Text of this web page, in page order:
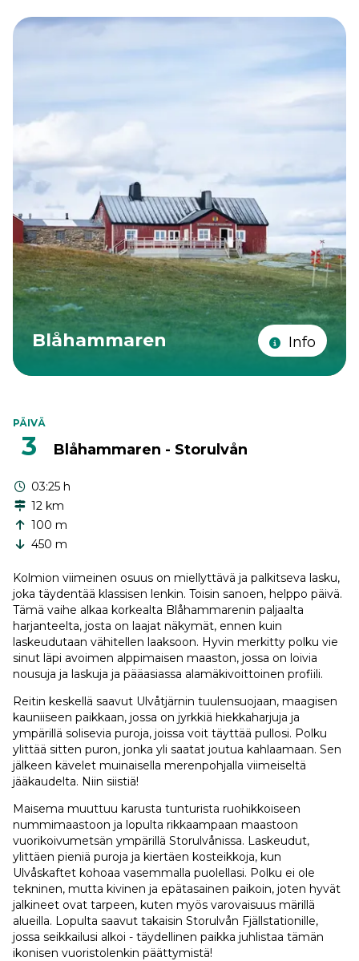
Blåhammaren Info
PÄIVÄ
3 Blåhammaren - Storulvån
03:25 h
12 km
100 m
450 m
Kolmion viimeinen osuus on miellyttävä ja palkitseva lasku,
joka täydentää klassisen lenkin. Toisin sanoen, helppo päivä.
Tämä vaihe alkaa korkealta Blåhammarenin paljaalta
harjanteelta, josta on laajat näkymät, ennen kuin
laskeudutaan vähitellen laaksoon. Hyvin merkitty polku vie
sinut läpi avoimen alppimaisen maaston, jossa on loivia
nousuja ja laskuja ja pääasiassa alamäkivoittoinen profiili.
Reitin keskellä saavut Ulvåtjärnin tuulensuojaan, maagisen
kauniiseen paikkaan, jossa on jyrkkiä hiekkaharjuja ja
ympärillä solisevia puroja, joissa voit täyttää pullosi. Polku
ylittää sitten puron, jonka yli saatat joutua kahlaamaan. Sen
jälkeen kävelet muinaisella merenpohjalla viimeiseltä
jääkaudelta. Niin siistiä!
Maisema muuttuu karusta tunturista ruohikkoiseen
nummimaastoon ja lopulta rikkaampaan maastoon
vuorikoivumetsän ympärillä Storulvånissa. Laskeudut,
ylittäen pieniä puroja ja kiertäen kosteikkoja, kun
Ulvåskaftet kohoaa vasemmalla puolellasi. Polku ei ole
tekninen, mutta kivinen ja epätasainen paikoin, joten hyvät
jalkineet ovat tarpeen, kuten myös varovaisuus märillä
alueilla. Lopulta saavut takaisin Storulvån Fjällstationille,
jossa seikkailusi alkoi - täydellinen paikka juhlistaa tämän
ikonisen vuoristolenkin päättymistä!